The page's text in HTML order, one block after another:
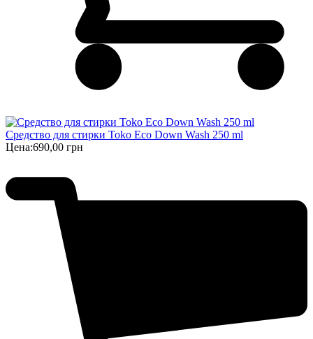
Средство для стирки Toko Eco Down Wash 250 ml
Цена:690,00 грн